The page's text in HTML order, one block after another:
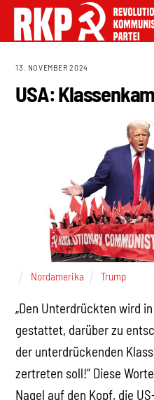
13. NOVEMBER 2024
USA:
Nordamerika Trump
„Den Unterdrückten wird
gestattet, darüber zu
der unterdrückenden
zertreten soll!“ Diese
Nagel auf den Kopf, die